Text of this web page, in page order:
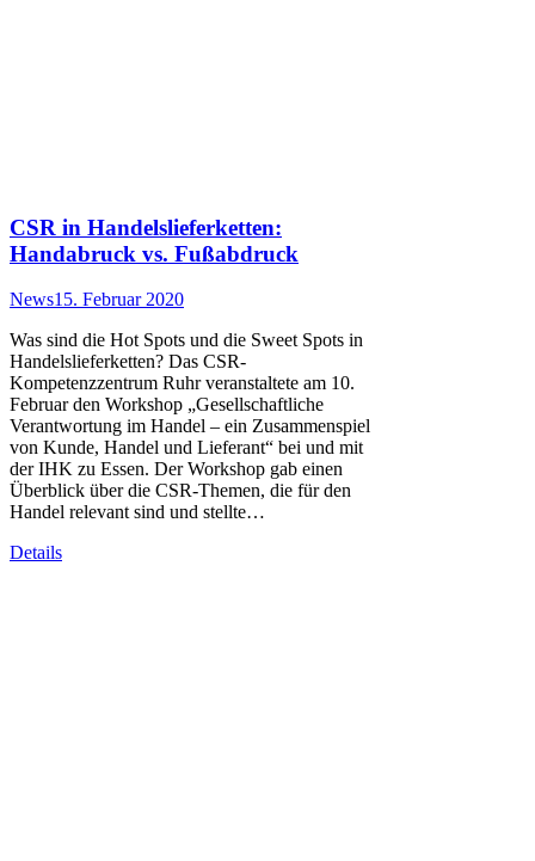
CSR in Handelslieferketten:
Handabruck vs. Fußabdruck
News15. Februar 2020
Was sind die Hot Spots und die Sweet Spots in
Handelslieferketten? Das CSR-
Kompetenzzentrum Ruhr veranstaltete am 10.
Februar den Workshop „Gesellschaftliche
Verantwortung im Handel – ein Zusammenspiel
von Kunde, Handel und Lieferant“ bei und mit
der IHK zu Essen. Der Workshop gab einen
Überblick über die CSR-Themen, die für den
Handel relevant sind und stellte…
Details